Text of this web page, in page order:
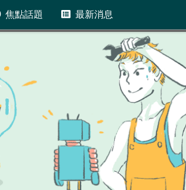
焦點話題 最新消息